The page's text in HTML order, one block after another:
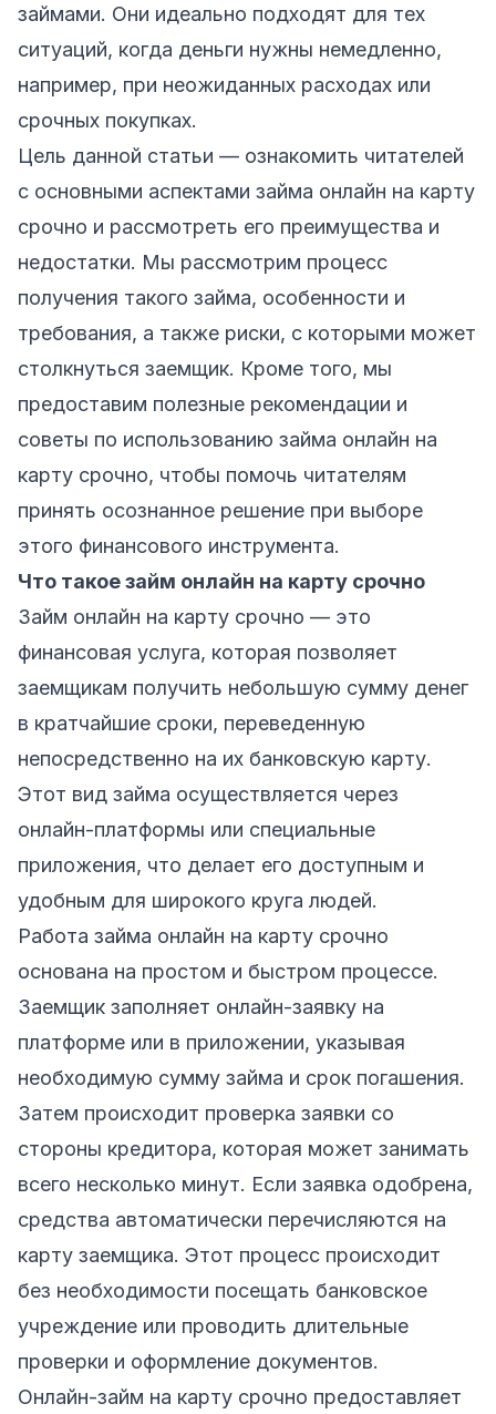
займами. Они идеально подходят для тех
ситуаций, когда деньги нужны немедленно,
например, при неожиданных расходах или
срочных покупках.
Цель данной статьи — ознакомить читателей
с основными аспектами займа онлайн на карту
срочно и рассмотреть его преимущества и
недостатки. Мы рассмотрим процесс
получения такого займа, особенности и
требования, а также риски, с которыми может
столкнуться заемщик. Кроме того, мы
предоставим полезные рекомендации и
советы по использованию займа онлайн на
карту срочно, чтобы помочь читателям
принять осознанное решение при выборе
этого финансового инструмента.
Что такое займ онлайн на карту срочно
Займ онлайн на карту срочно — это
финансовая услуга, которая позволяет
заемщикам получить небольшую сумму денег
в кратчайшие сроки, переведенную
непосредственно на их банковскую карту.
Этот вид займа осуществляется через
онлайн-платформы или специальные
приложения, что делает его доступным и
удобным для широкого круга людей.
Работа займа онлайн на карту срочно
основана на простом и быстром процессе.
Заемщик заполняет онлайн-заявку на
платформе или в приложении, указывая
необходимую сумму займа и срок погашения.
Затем происходит проверка заявки со
стороны кредитора, которая может занимать
всего несколько минут. Если заявка одобрена,
средства автоматически перечисляются на
карту заемщика. Этот процесс происходит
без необходимости посещать банковское
учреждение или проводить длительные
проверки и оформление документов.
Онлайн-займ на карту срочно предоставляет